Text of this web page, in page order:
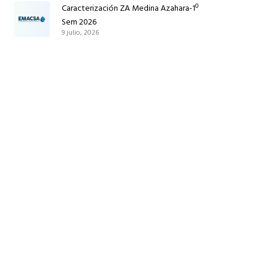
Caracterización ZA Medina Azahara-1º
Sem 2026
9 julio, 2026